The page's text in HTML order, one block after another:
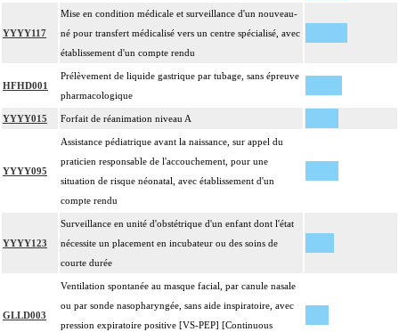
YYYY117
Mise en condition médicale et surveillance d'un nouveau-
né pour transfert médicalisé vers un centre spécialisé, avec
établissement d'un compte rendu
HFHD001
Prélèvement de liquide gastrique par tubage, sans épreuve
pharmacologique
YYYY015 Forfait de réanimation niveau A
YYYY095
Assistance pédiatrique avant la naissance, sur appel du
praticien responsable de l'accouchement, pour une
situation de risque néonatal, avec établissement d'un
compte rendu
YYYY123
Surveillance en unité d'obstétrique d'un enfant dont l'état
nécessite un placement en incubateur ou des soins de
courte durée
GLLD003
Ventilation spontanée au masque facial, par canule nasale
ou par sonde nasopharyngée, sans aide inspiratoire, avec
pression expiratoire positive [VS-PEP] [Continuous